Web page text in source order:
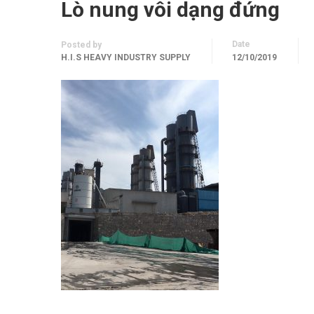
Lò nung vôi dạng đứng
Posted by
H.I.S HEAVY INDUSTRY SUPPLY
Date
12/10/2019